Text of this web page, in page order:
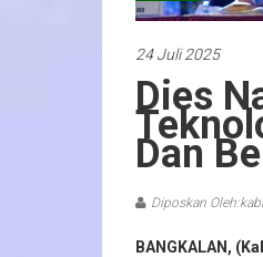
24 Juli 2025
Dies
Dan
Diposkan
BANGKALAN,